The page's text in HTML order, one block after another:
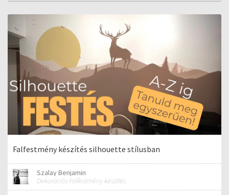
Falfestmény készítés silhouette stílusban
Szalay Benjamin
Dekorációs Falfestmény készítés